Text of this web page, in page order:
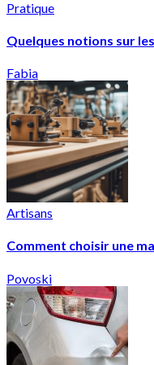
Pratique
Quelques notions sur
Fabia
Artisans
Comment choisir une
Povoski